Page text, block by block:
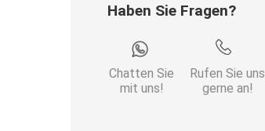
in
Glatt
Haben Sie Fragen?
Chatten Sie
mit uns!
Rufen Sie uns
gerne an!